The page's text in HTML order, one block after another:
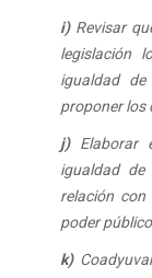
i)Revisar
legislación
igualdad
proponer los
j)Elaborar
igualdad
relación
poder
k)